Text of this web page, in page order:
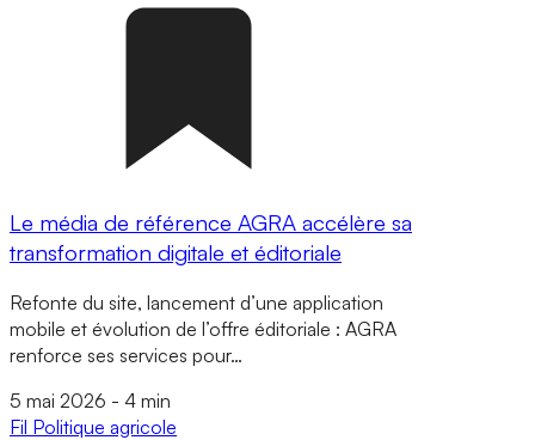
Le média de référence AGRA accélère sa
transformation digitale et éditoriale
Refonte du site, lancement d’une application
mobile et évolution de l’offre éditoriale : AGRA
renforce ses services pour…
5 mai 2026 - 4 min
Fil Politique agricole